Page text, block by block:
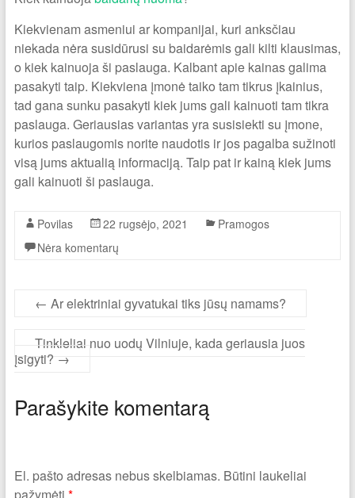
Kiekvienam asmeniui ar kompanijai, kuri anksčiau
niekada nėra susidūrusi su baidarėmis gali kilti klausimas,
o kiek kainuoja ši paslauga. Kalbant apie kainas galima
pasakyti taip. Kiekviena įmonė taiko tam tikrus įkainius,
tad gana sunku pasakyti kiek jums gali kainuoti tam tikra
paslauga. Geriausias variantas yra susisiekti su įmone,
kurios paslaugomis norite naudotis ir jos pagalba sužinoti
visą jums aktualią informaciją. Taip pat ir kainą kiek jums
gali kainuoti ši paslauga.
Povilas 22 rugsėjo, 2021
Pramogos
Nėra komentarų
← Ar elektriniai gyvatukai tiks jūsų namams?
Tinkleliai nuo uodų Vilniuje, kada geriausia juos
įsigyti? →
Parašykite komentarą
El. pašto adresas nebus skelbiamas. Būtini laukeliai